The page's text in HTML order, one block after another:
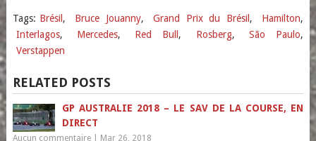
Tags: Brésil , Bruce Jouanny, Grand Prix du Brésil , Hamilton,
Interlagos, Mercedes, Red Bull , Rosberg, São Paulo,
Verstappen
RELATED POSTS
GP AUSTRALIE 2018 – LE SAV DE LA COURSE, EN
DIRECT
Aucun commentaire| Mar 26, 2018